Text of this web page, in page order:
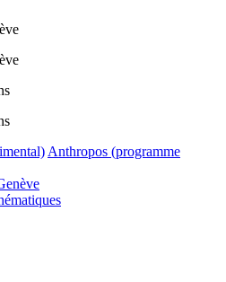
Anthropos (programme